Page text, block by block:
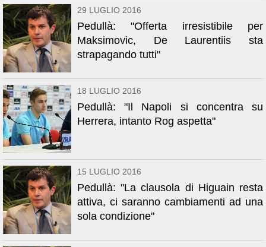
29 LUGLIO 2016
Pedullà: "Offerta irresistibile per
Maksimovic, De Laurentiis sta
strapagando tutti"
18 LUGLIO 2016
Pedullà: "Il Napoli si concentra su
Herrera, intanto Rog aspetta"
15 LUGLIO 2016
Pedullà: "La clausola di Higuain resta
attiva, ci saranno cambiamenti ad una
sola condizione"